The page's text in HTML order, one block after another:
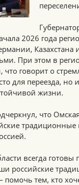
2026 года
Казахстана
При этом в
что говорит о
для переезда, но
жизни.
что
всегда
российские
помочь тем, кто